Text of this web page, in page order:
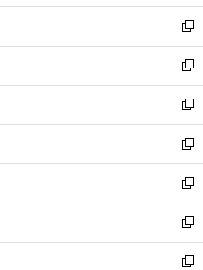
ウ
ィ
ン
ド
ウ
で
開
く
し
い
ウ
ィ
ン
ド
ウ
で
開
く
新
し
い
ウ
ィ
ン
ド
ウ
で
開
く
新
し
い
ウ
ィ
ン
ド
ウ
で
開
く
新
し
い
ウ
ィ
ン
ド
ウ
で
新
し
い
ウ
ィ
ン
ド
新
し
い
ウ
ィ
新
し
い
新